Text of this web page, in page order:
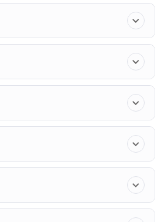
biti izazovno, obećava duboke
potencijala koji već leže u nama.
sebe!